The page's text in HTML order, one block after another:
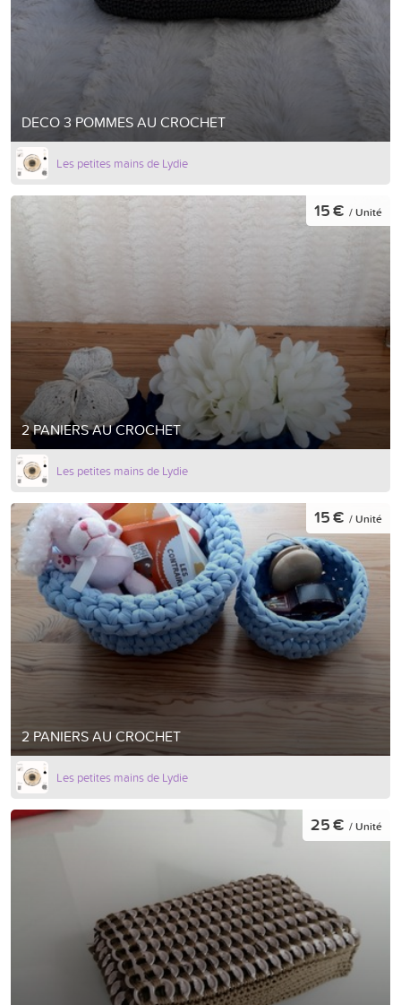
DECO 3 POMMES AU CROCHET
Les petites mains de Lydie
2 PANIERS AU CROCHET
15 € / Unité
Les petites mains de Lydie
2 PANIERS AU CROCHET
15 € / Unité
Les petites mains de Lydie
25 € / Unité